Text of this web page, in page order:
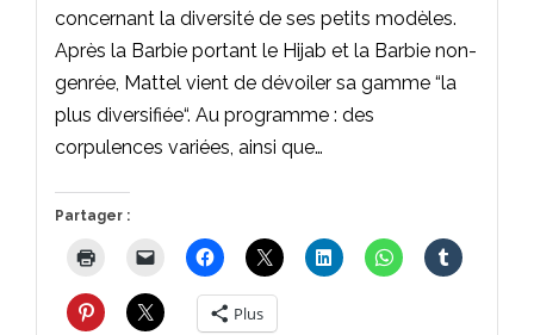
concernant la diversité de ses petits modèles.
Après la Barbie portant le Hijab et la Barbie non-
genrée, Mattel vient de dévoiler sa gamme “la
plus diversifiée“. Au programme : des
corpulences variées, ainsi que…
Partager :
Plus